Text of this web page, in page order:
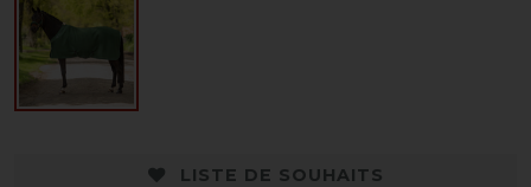
LISTE DE SOUHAITS